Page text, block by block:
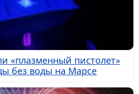
«плазменный пистолет»
без воды на Марсе